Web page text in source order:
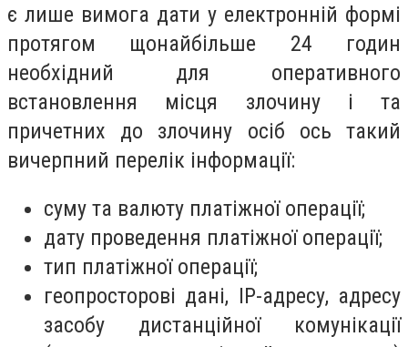
є лише вимога дати у електронній формі
протягом щонайбільше 24 годин
необхідний для оперативного
встановлення місця злочину і та
причетних до злочину осіб ось такий
вичерпний перелік інформації:
суму та валюту платіжної операції;
дату проведення платіжної операції;
тип платіжної операції;
геопросторові дані, IP-адресу, адресу
засобу дистанційної комунікації